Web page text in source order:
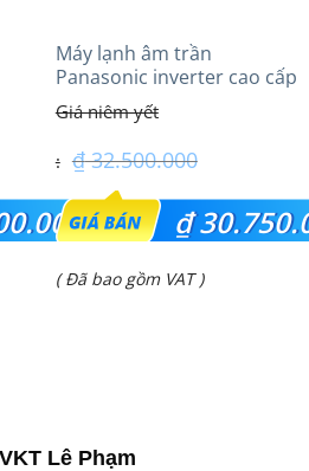
Máy lạnh âm trần
Panasonic inverter cao cấp
(3.0Hp) S-2430PU3HA/U-
24PRH1H5
₫32.500.000
Giá
gốc
là:
₫
Giá
( Đã bao gồm VAT )
Lê Phạm